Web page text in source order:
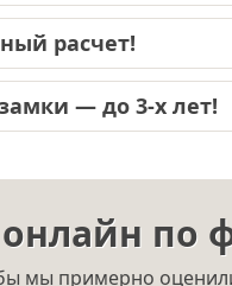
расчет!
— до 3-х лет!
по
мы примерно